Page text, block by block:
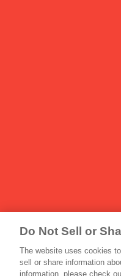
Do Not Sell or
The website uses cookies
sell or share information
information, please check